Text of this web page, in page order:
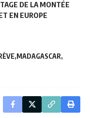
DE LA MONTÉE
EN EUROPE
MADAGASCAR